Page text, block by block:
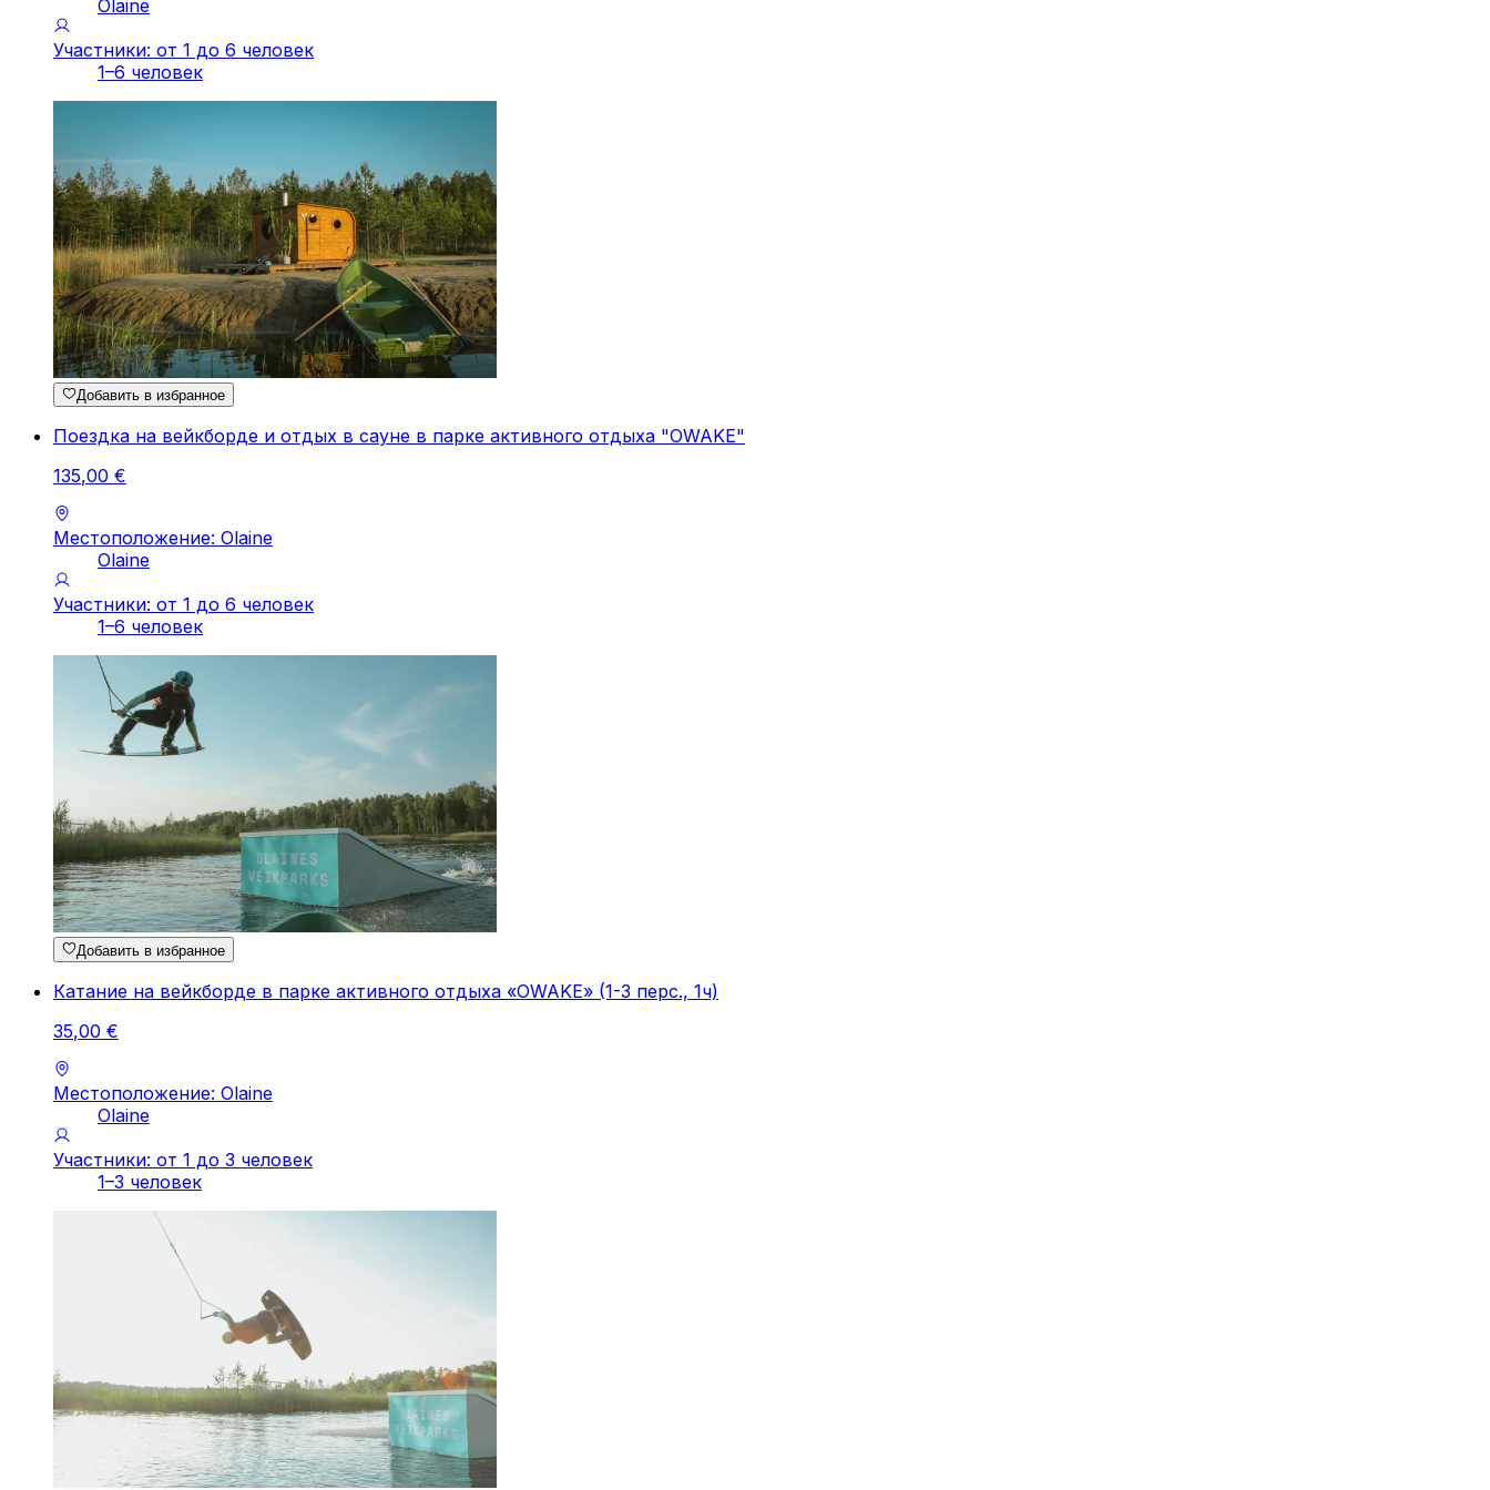
Olaine
Участники: от 1 до 6 человек
1–6 человек
Добавить в избранное
Поездка на вейкборде и отдых в сауне в парке активного отдыха "OWAKE"
135,00 €
Местоположение: Olaine
Olaine
Участники: от 1 до 6 человек
1–6 человек
Добавить в избранное
Катание на вейкборде в парке активного отдыха «OWAKE» (1-3 перс., 1ч)
35,00 €
Местоположение: Olaine
Olaine
Участники: от 1 до 3 человек
1–3 человек